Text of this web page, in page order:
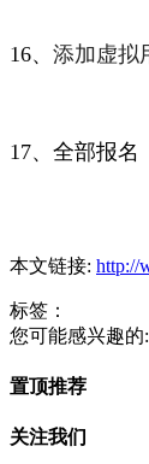
16、 添加虚拟
17、全部报名
本文链接: http://
标签：
您可能感兴趣的:
置顶推荐
关注我们